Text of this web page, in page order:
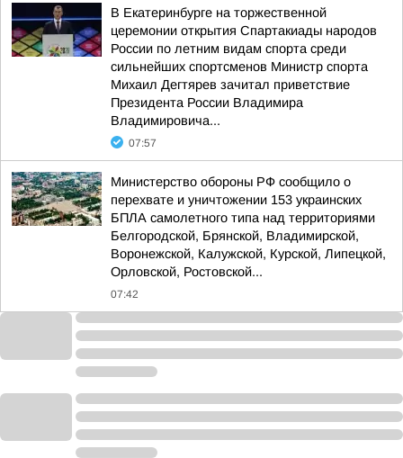
В Екатеринбурге на торжественной
церемонии открытия Спартакиады народов
России по летним видам спорта среди
сильнейших спортсменов Министр спорта
Михаил Дегтярев зачитал приветствие
Президента России Владимира
Владимировича...
07:57
Министерство обороны РФ сообщило о
перехвате и уничтожении 153 украинских
БПЛА самолетного типа над территориями
Белгородской, Брянской, Владимирской,
Воронежской, Калужской, Курской, Липецкой,
Орловской, Ростовской...
07:42